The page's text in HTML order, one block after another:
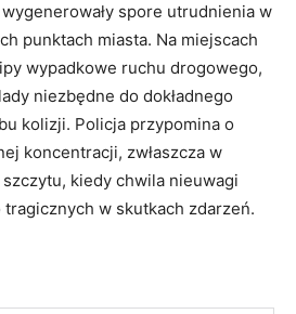
spore utrudnienia w
punktach miasta. Na miejscach
wypadkowe ruchu drogowego,
niezbędne do dokładnego
kolizji. Policja przypomina o
koncentracji, zwłaszcza w
kiedy chwila nieuwagi
w skutkach zdarzeń.